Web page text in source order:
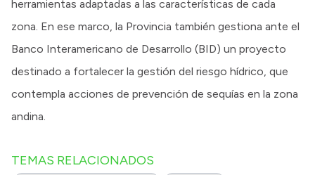
herramientas adaptadas a las características de cada
zona. En ese marco, la Provincia también gestiona ante el
Banco Interamericano de Desarrollo (BID) un proyecto
destinado a fortalecer la gestión del riesgo hídrico, que
contempla acciones de prevención de sequías en la zona
andina.
TEMAS RELACIONADOS